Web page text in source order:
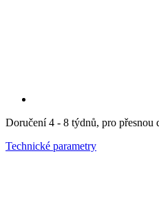
Doručení 4 - 8 týdnů, pro přesnou
Technické parametry